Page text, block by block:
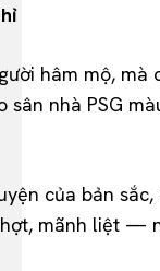
hâm mộ,
nhà PSG
của bản
mãnh liệt —